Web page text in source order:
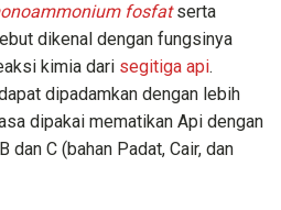
fosfatserta
dikenal dengan fungsinya
kimia dari segitiga api.
dipadamkan dengan lebih
dipakai mematikan Api dengan
dan C (bahan Padat, Cair, dan